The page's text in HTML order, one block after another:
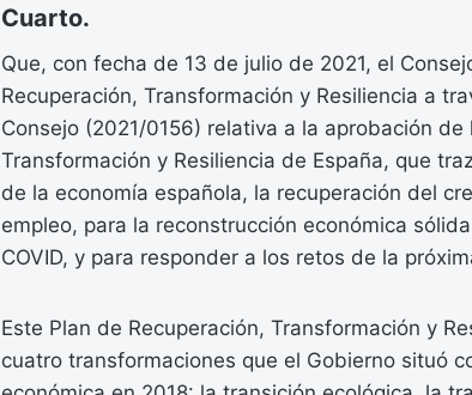
Cuarto.
Que, con fecha de 13 de julio de 2021, el
Recuperación, Transformación y Resiliencia a
Consejo (2021/0156) relativa a la aprobación
Transformación y Resiliencia de España, que
de la economía española, la recuperación del
empleo, para la reconstrucción económica
COVID, y para responder a los retos de la
Este Plan de Recuperación, Transformación y
cuatro transformaciones que el Gobierno situó